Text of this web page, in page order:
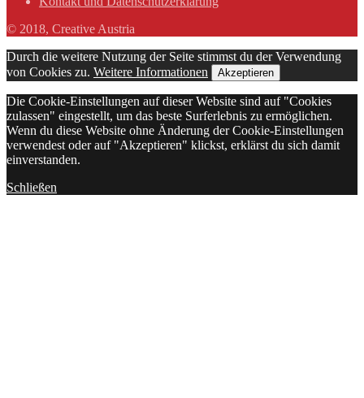
© 2018, Creative Austria
Durch die weitere Nutzung der Seite stimmst du der Verwendung
von Cookies zu. Weitere Informationen Akzeptieren
Die Cookie-Einstellungen auf dieser Website sind auf "Cookies
zulassen" eingestellt, um das beste Surferlebnis zu ermöglichen.
Wenn du diese Website ohne Änderung der Cookie-Einstellungen
verwendest oder auf "Akzeptieren" klickst, erklärst du sich damit
einverstanden.
Schließen